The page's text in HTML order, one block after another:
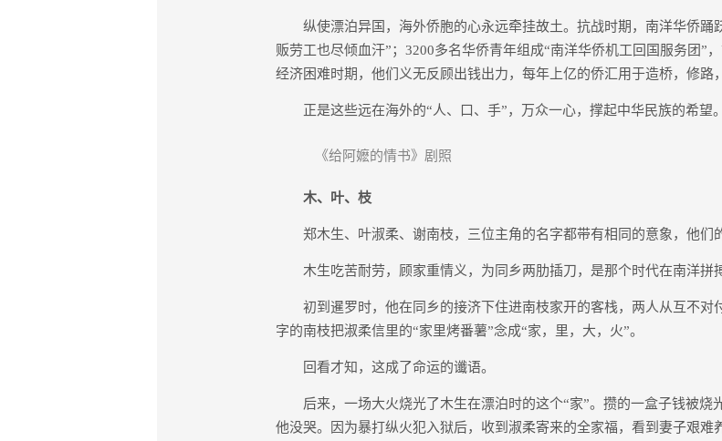
纵使漂泊异国，海外侨胞的心永远牵挂故土。抗战时期，南洋华侨踊
贩劳工也尽倾血汗”；3200多名华侨青年组成“南洋华侨机工回国服务团”
经济困难时期，他们义无反顾出钱出力，每年上亿的侨汇用于造桥，修路
正是这些远在海外的“人、口、手”，万众一心，撑起中华民族的希望。
《给阿嬷的情书》剧照
木、叶、枝
郑木生、叶淑柔、谢南枝，三位主角的名字都带有相同的意象，他们
木生吃苦耐劳，顾家重情义，为同乡两肋插刀，是那个时代在南洋拼
初到暹罗时，他在同乡的接济下住进南枝家开的客栈，两人从互不对
字的南枝把淑柔信里的“家里烤番薯”念成“家，里，大，火”。
回看才知，这成了命运的谶语。
后来，一场大火烧光了木生在漂泊时的这个“家”。攒的一盒子钱被烧
他没哭。因为暴打纵火犯入狱后，收到淑柔寄来的全家福，看到妻子艰难